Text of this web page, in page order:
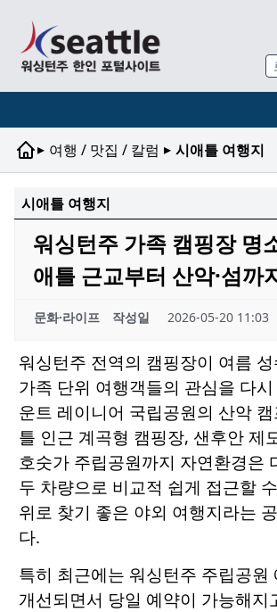
▸ 여행 / 맛집 / 칼럼 ▸ 시애틀 여행지
시애틀 여행지
워싱턴주 가족 캠핑장 명
애틀 근교부터 산악·섬까
문화·라이프 작성일 2026-05-20 11:03
워싱턴주 전역의 캠핑장이 여름
가족 단위 여행객들의 관심을 다
운트 레이니어 국립공원의 산악
틀 인근 계곡형 캠핑장, 샌후안 제
호숫가 주립공원까지 자연환경은
두 차량으로 비교적 쉽게 접근할
위로 찾기 좋은 야외 여행지라는
다.
특히 최근에는 워싱턴주 주립공원
개선되면서 당일 예약이 가능해지